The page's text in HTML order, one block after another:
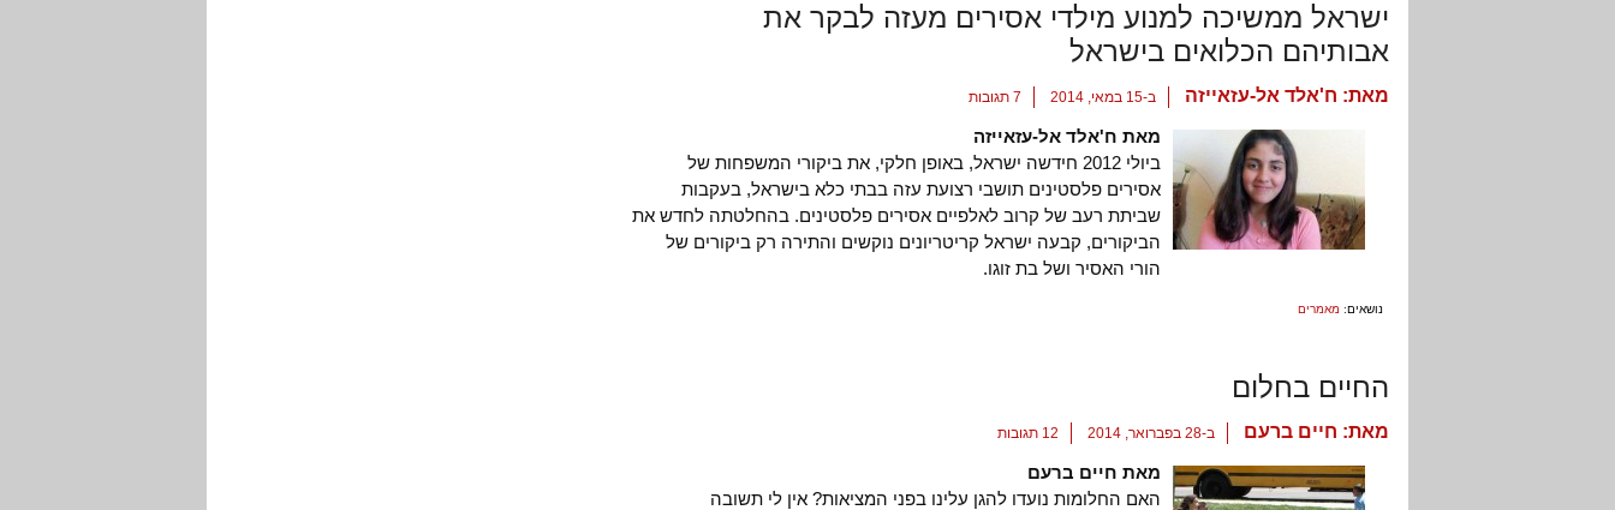
ישראל ממשיכה למנוע מילדי אסירים מעזה לבקר את
אבותיהם הכלואים בישראל
מאת: ח'אלד אל-עזאייזה ב-15 במאי, 2014 7 תגובות
מאת ח'אלד אל-עזאייזה
ביולי 2012 חידשה ישראל, באופן חלקי, את ביקורי המשפחות של
אסירים פלסטינים תושבי רצועת עזה בבתי כלא בישראל, בעקבות
שביתת רעב של קרוב לאלפיים אסירים פלסטינים. בהחלטתה לחדש את
הביקורים, קבעה ישראל קריטריונים נוקשים והתירה רק ביקורים של
הורי האסיר ושל בת זוגו.
נושאים: מאמרים
החיים בחלום
מאת: חיים ברעם ב-28 בפברואר, 2014 12 תגובות
מאת חיים ברעם
האם החלומות נועדו להגן עלינו בפני המציאות? אין לי תשובה